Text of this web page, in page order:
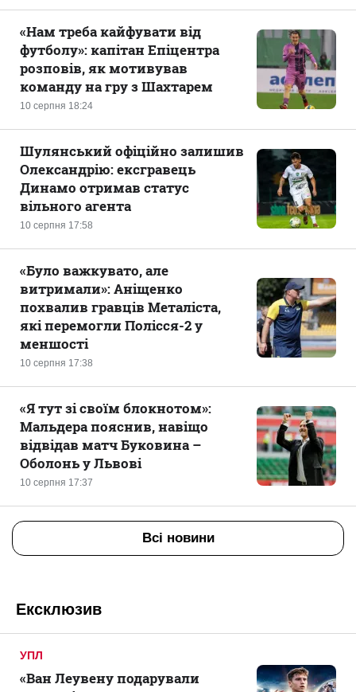
10 серпня 18:24
«Нам треба кайфувати від
футболу»: капітан Епіцентра
розповів, як мотивував
команду на гру з Шахтарем
10 серпня 17:58
Шулянський офіційно залишив
Олександрію: ексгравець
Динамо отримав статус
вільного агента
10 серпня 17:38
«Було важкувато, але
витримали»: Аніщенко
похвалив гравців Металіста,
які перемогли Полісся-2 у
меншості
10 серпня 17:37
«Я тут зі своїм блокнотом»:
Мальдера пояснив, навіщо
відвідав матч Буковина –
Оболонь у Львові
Всі новини
Ексклюзив
УПЛ
«Ван Леувену подарували